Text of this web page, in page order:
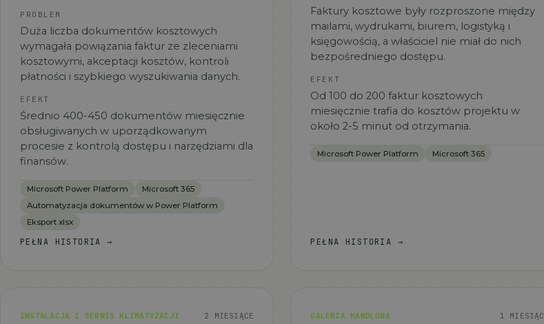
PROBLEM
Duża liczba dokumentów kosztowych
wymagała powiązania faktur ze zleceniami
kosztowymi, akceptacji kosztów, kontroli
płatności i szybkiego wyszukiwania danych.
EFEKT
Średnio 400-450 dokumentów miesięcznie
obsługiwanych w uporządkowanym
procesie z kontrolą dostępu i narzędziami dla
finansów.
Microsoft Power Platform
Microsoft 365
Automatyzacja dokumentów w Power Platform
Eksport xlsx
PEŁNA HISTORIA→
Faktury kosztowe były rozproszone między
mailami, wydrukami, biurem, logistyką i
księgowością, a właściciel nie miał do nich
bezpośredniego dostępu.
EFEKT
Od 100 do 200 faktur kosztowych
miesięcznie trafia do kosztów projektu w
około 2-5 minut od otrzymania.
Microsoft Power Platform Microsoft 365
PEŁNA HISTORIA →
INSTALACJA I SERWIS KLIMATYZACJI 2 MIESIĄCE GALERIA HANDLOWA 1 MIESIĄC